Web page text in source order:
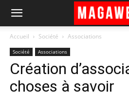
Accueil Société Associations
Société Associations
Création
choses à savoir